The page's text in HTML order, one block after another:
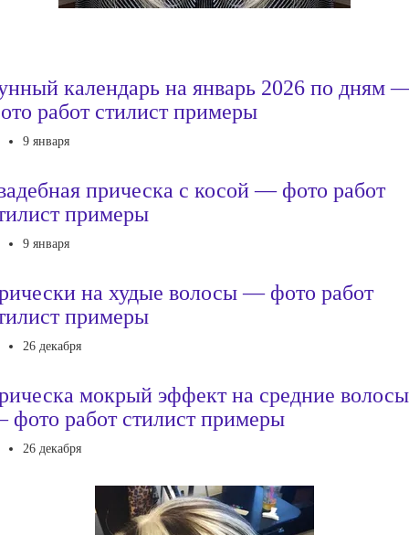
календарь на январь 2026 по дням
работ стилист примеры
9 января
прическа с косой — фото работ
примеры
9 января
на худые волосы — фото работ
примеры
26 декабря
мокрый эффект на средние волосы
работ стилист примеры
26 декабря